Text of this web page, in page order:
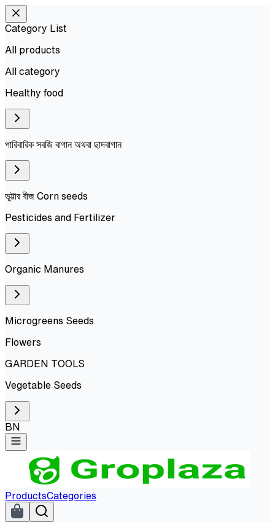
Category List
All products
All category
Healthy food
পারিবারিক সবজি বাগান অথবা ছাদবাগান
ভূট্টার বীজ Corn seeds
Pesticides and Fertilizer
Organic Manures
Microgreens Seeds
Flowers
GARDEN TOOLS
Vegetable Seeds
BN
ProductsCategories